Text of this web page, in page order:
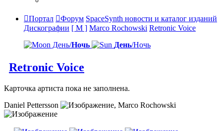
Портал Форум SpaceSynth новости и каталог изданий
Дискографии [ M ] Marco Rochowski Retronic Voice
День/Ночь День/Ночь
Retronic Voice
Карточка артиста пока не заполнена.
Daniel Pettersson
, Marco Rochowski